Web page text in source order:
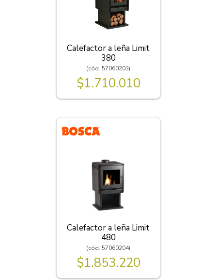
Calefactor a leña Limit
380
(cód. 57060203)
$1.710.010
Calefactor a leña Limit
480
(cód. 57060204)
$1.853.220